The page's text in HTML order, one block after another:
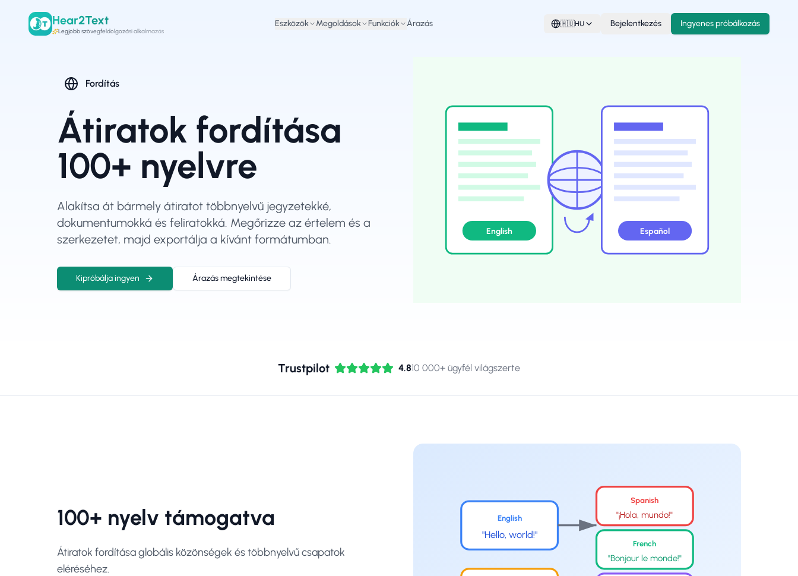
Hear2Text
Legjobb szövegfeldolgozási alkalmazás
Eszközök Megoldások Funkciók Árazás 🇭🇺HU Bejelentkezés Ingyenes próbálkozás
Fordítás
Átiratok fordítása
100+ nyelvre
Alakítsa át bármely átiratot többnyelvű jegyzetekké,
dokumentumokká és feliratokká. Megőrizze az értelem és a
szerkezetet, majd exportálja a kívánt formátumban.
Kipróbálja ingyen Árazás megtekintése
English Español
Trustpilot 4.810 000+ ügyfél világszerte
100+ nyelv támogatva
Átiratok fordítása globális közönségek és többnyelvű csapatok
eléréséhez.
English
"Hello, world!"
Spanish
"¡Hola, mundo!"
French
"Bonjour le monde!"